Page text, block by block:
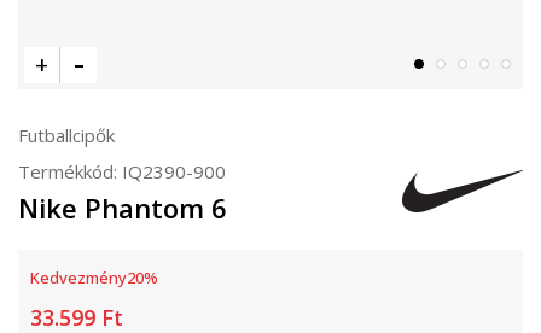
Futballcipők
Termékkód: IQ2390-900
Nike Phantom 6
Kedvezmény20%
33.599 Ft